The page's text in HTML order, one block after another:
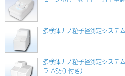
多検体ナノ粒子径測定シス
多検体ナノ粒子径測定シス
ラ AS50 付き）